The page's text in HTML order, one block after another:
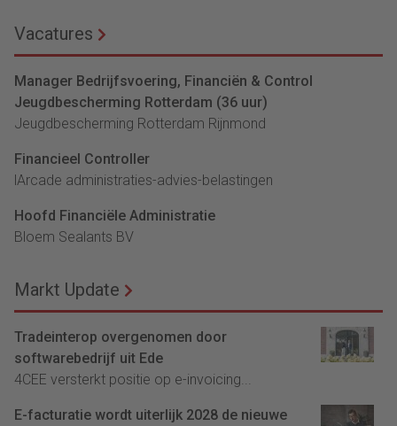
Vacatures
Manager Bedrijfsvoering, Financiën & Control
Jeugdbescherming Rotterdam (36 uur)
Jeugdbescherming Rotterdam Rijnmond
Financieel Controller
lArcade administraties-advies-belastingen
Hoofd Financiële Administratie
Bloem Sealants BV
Markt Update
Tradeinterop overgenomen door
softwarebedrijf uit Ede
4CEE versterkt positie op e-invoicing...
E-facturatie wordt uiterlijk 2028 de nieuwe